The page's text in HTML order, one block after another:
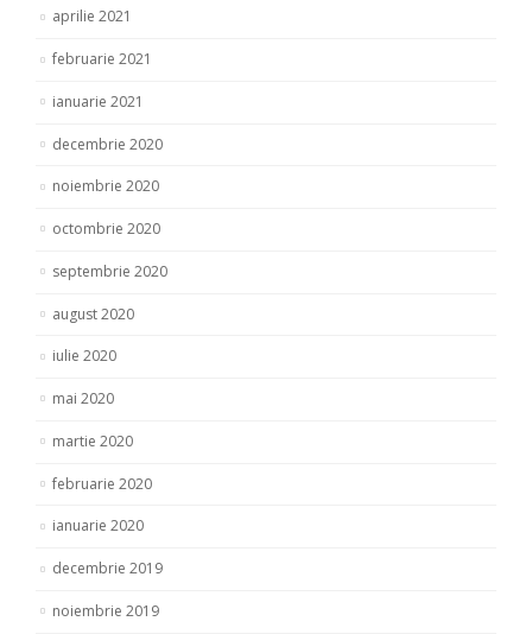
aprilie 2021
februarie 2021
ianuarie 2021
decembrie 2020
noiembrie 2020
octombrie 2020
septembrie 2020
august 2020
iulie 2020
mai 2020
martie 2020
februarie 2020
ianuarie 2020
decembrie 2019
noiembrie 2019